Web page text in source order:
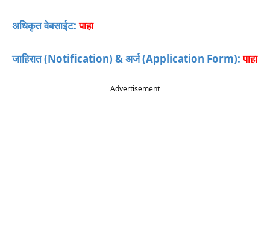
अधिकृत वेबसाईट:पाहा
जाहिरात (Notification) & अर्ज (Application Form):पाहा
Advertisement